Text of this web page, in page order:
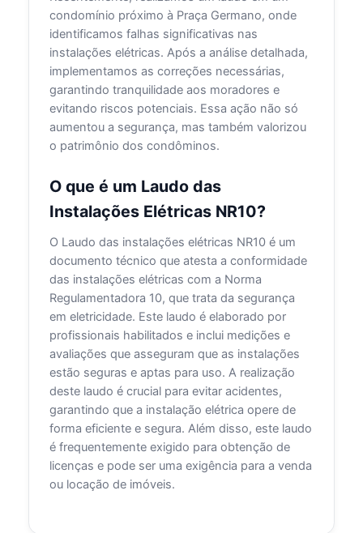
condomínio próximo à Praça Germano, onde
identificamos falhas significativas nas
instalações elétricas. Após a análise detalhada,
implementamos as correções necessárias,
garantindo tranquilidade aos moradores e
evitando riscos potenciais. Essa ação não só
aumentou a segurança, mas também valorizou
o patrimônio dos condôminos.
O que é um Laudo das
Instalações Elétricas NR10?
O Laudo das instalações elétricas NR10 é um
documento técnico que atesta a conformidade
das instalações elétricas com a Norma
Regulamentadora 10, que trata da segurança
em eletricidade. Este laudo é elaborado por
profissionais habilitados e inclui medições e
avaliações que asseguram que as instalações
estão seguras e aptas para uso. A realização
deste laudo é crucial para evitar acidentes,
garantindo que a instalação elétrica opere de
forma eficiente e segura. Além disso, este laudo
é frequentemente exigido para obtenção de
licenças e pode ser uma exigência para a venda
ou locação de imóveis.